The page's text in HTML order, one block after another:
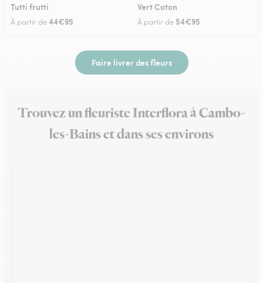
Tutti frutti
À partir de44€95
Vert Coton
À partir de 54€95
Faire livrer des fleurs
Trouvez un fleuriste Interflora à Cambo-
les-Bains et dans ses environs